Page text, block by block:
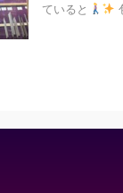
ていると